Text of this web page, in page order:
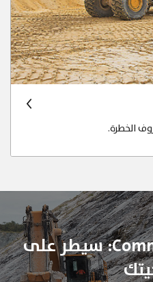
الخطرة.
حلول تقنيات Command: سيطر على